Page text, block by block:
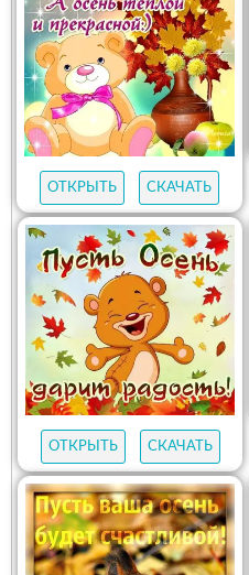
ОТКРЫТЬ СКАЧАТЬ
ОТКРЫТЬ СКАЧАТЬ